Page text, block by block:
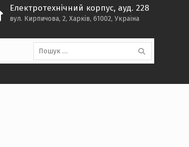
Електротехнічний корпус, ауд. 228
вул. Кирпичова, 2, Харків, 61002, Україна
Пошук: